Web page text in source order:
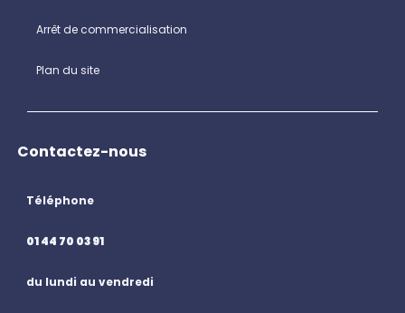
Arrêt de commercialisation
Plan du site
Contactez-nous
Téléphone
01 44 70 03 91
du lundi au vendredi